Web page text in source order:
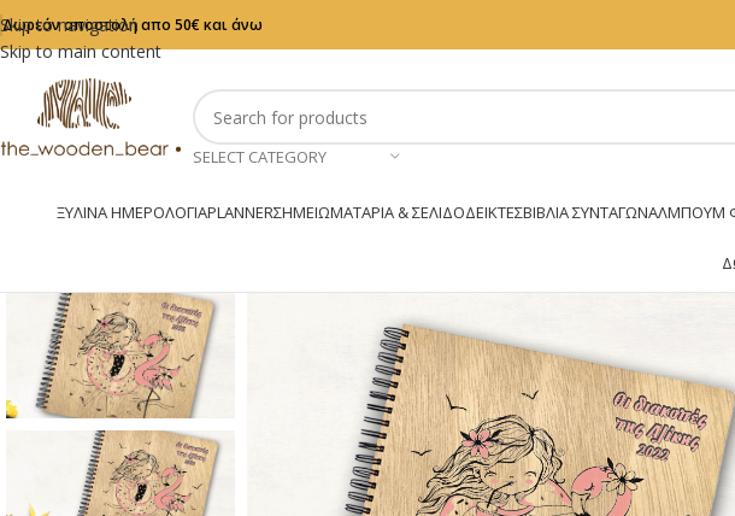
Skip to navigation
Skip to main content
Δωρεάν αποστολή απο 50€ και άνω
SELECT CATEGORY
ΞΎΛΙΝΑ ΗΜΕΡΟΛΌΓΙΑPLANNERΣΗΜΕΙΩΜΑΤΆΡΙΑ & ΣΕΛΙΔΟΔΕΊΚΤΕΣΒΙΒΛΊΑ ΣΥΝΤΑΓΏΝΆΛΜΠΟΥΜ